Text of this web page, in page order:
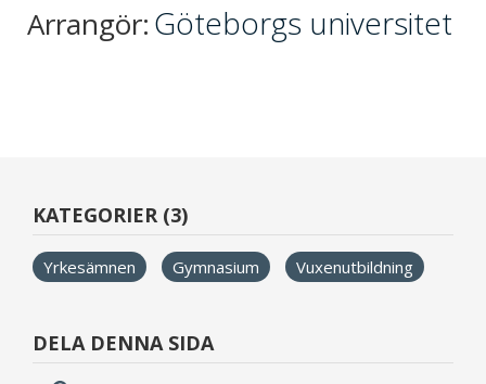
Arrangör:Göteborgs universitet
KATEGORIER (3)
Yrkesämnen Gymnasium Vuxenutbildning
DELA DENNA SIDA